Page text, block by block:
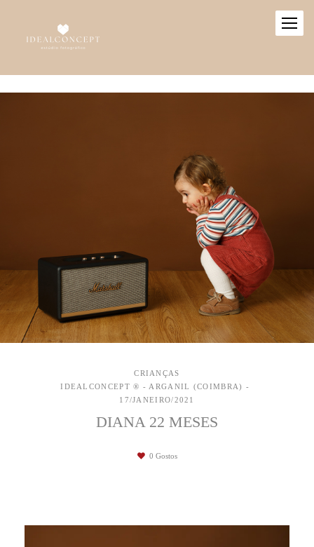
CRIANÇAS
IDEALCONCEPT ® - ARGANIL (COIMBRA)
17/JANEIRO/2021
DIANA 22 MESES
0 Gostos